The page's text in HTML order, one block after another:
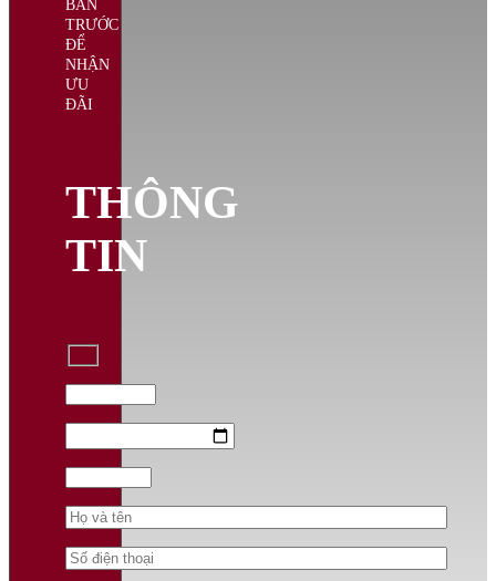
BÀN
TRƯỚC
ĐỂ
NHẬN
ƯU
ĐÃI
THÔNG
TIN